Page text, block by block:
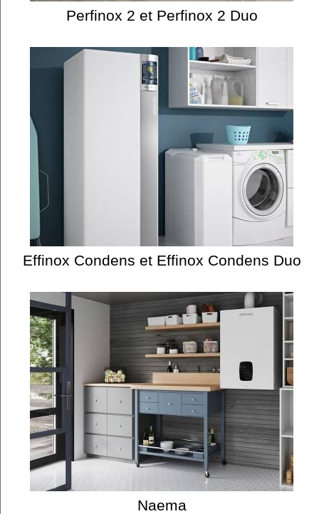
Perfinox 2 et Perfinox 2 Duo
Effinox Condens et Effinox Condens Duo
Naema